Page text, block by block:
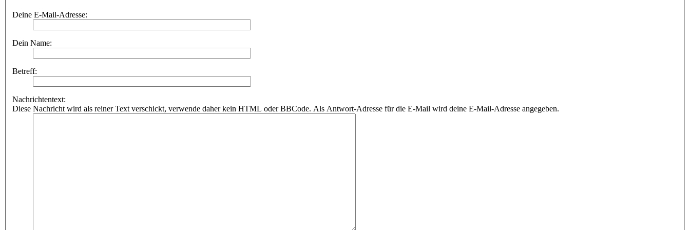
Deine E-Mail-Adresse:
Dein Name:
Betreff:
Nachrichtentext:
Diese Nachricht wird als reiner Text verschickt, verwende daher kein HTML oder BBCode. Als Antwort-Adresse für die E-Mail wird deine E-Mail-Adresse angegeben.